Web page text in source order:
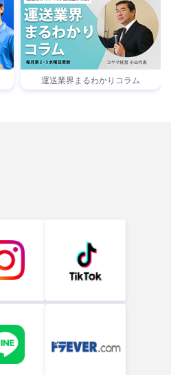
運送業界まるわかりコラム